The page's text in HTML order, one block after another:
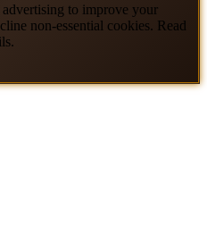
to improve your
non-essential cookies. Read